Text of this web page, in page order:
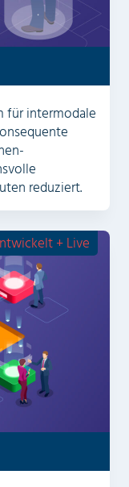
für intermodale
reduziert.
+ Live